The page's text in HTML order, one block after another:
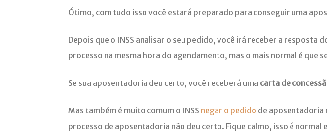
Ótimo, com tudo isso você estará preparado para conseguir uma
Depois que o INSS analisar o seu pedido, você irá receber a resposta
processo na mesma hora do agendamento, mas o mais normal é que
Se sua aposentadoria deu certo, você receberá uma carta de
Mas também é muito comum o INSS negar o pedido de aposentadoria
processo de aposentadoria não deu certo. Fique calmo, isso é